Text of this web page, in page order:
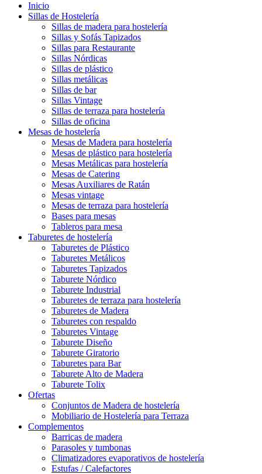
Inicio
Sillas de Hostelería
Sillas de madera para hostelería
Sillas y Sofás Tapizados
Sillas para Restaurante
Sillas Nórdicas
Sillas de plástico
Sillas metálicas
Sillas de bar
Sillas Vintage
Sillas de terraza para hostelería
Sillas de oficina
Mesas de hostelería
Mesas de Madera para hostelería
Mesas de plástico para hostelería
Mesas Metálicas para hostelería
Mesas de Catering
Mesas Auxiliares de Ratán
Mesas vintage
Mesas de terraza para hostelería
Bases para mesas
Tableros para mesa
Taburetes de hostelería
Taburetes de Plástico
Taburetes Metálicos
Taburetes Tapizados
Taburete Nórdico
Taburete Industrial
Taburetes de terraza para hostelería
Taburetes de Madera
Taburetes con respaldo
Taburetes Vintage
Taburete Diseño
Taburete Giratorio
Taburetes para Bar
Taburete Alto de Madera
Taburete Tolix
Ofertas
Conjuntos de Madera de hostelería
Mobiliario de Hostelería para Terraza
Complementos
Barricas de madera
Parasoles y tumbonas
Climatizadores evaporativos de hostelería
Estufas / Calefactores